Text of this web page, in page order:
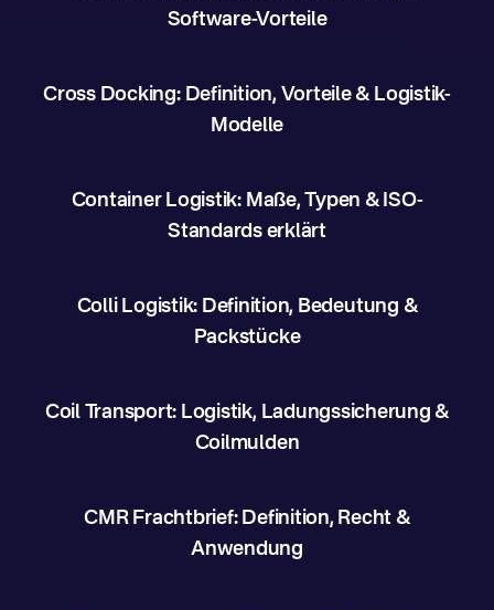
Software-Vorteile
Cross Docking: Definition, Vorteile & Logistik-
Modelle
Container Logistik: Maße, Typen & ISO-
Standards erklärt
Colli Logistik: Definition, Bedeutung &
Packstücke
Coil Transport: Logistik, Ladungssicherung &
Coilmulden
CMR Frachtbrief: Definition, Recht &
Anwendung